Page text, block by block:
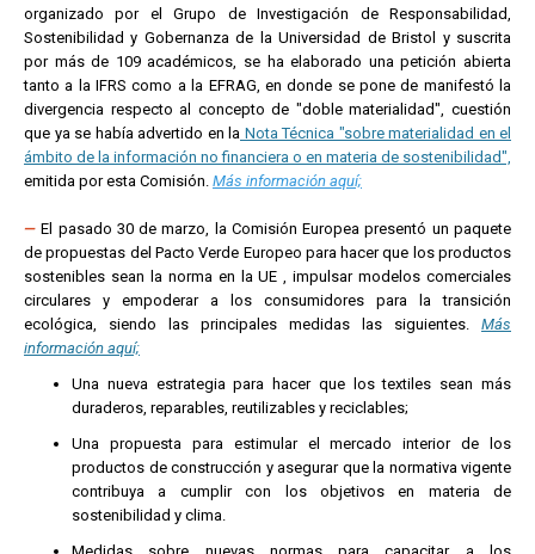
organizado por el Grupo de Investigación de Responsabilidad,
Sostenibilidad y Gobernanza de la Universidad de Bristol y suscrita
por más de 109 académicos, se ha elaborado una petición abierta
tanto a la IFRS como a la EFRAG, en donde se pone de manifestó la
divergencia respecto al concepto de "doble materialidad", cuestión
que ya se había advertido en la Nota Técnica "sobre materialidad en el
ámbito de la información no financiera o en materia de sostenibilidad",
emitida por esta Comisión. Más información aquí;
—El pasado 30 de marzo, la Comisión Europea presentó un paquete
de propuestas del Pacto Verde Europeo para hacer que los productos
sostenibles sean la norma en la UE , impulsar modelos comerciales
circulares y empoderar a los consumidores para la transición
ecológica, siendo las principales medidas las siguientes. Más
información aquí;
Una nueva estrategia para hacer que los textiles sean más
duraderos, reparables, reutilizables y reciclables;
Una propuesta para estimular el mercado interior de los
productos de construcción y asegurar que la normativa vigente
contribuya a cumplir con los objetivos en materia de
sostenibilidad y clima.